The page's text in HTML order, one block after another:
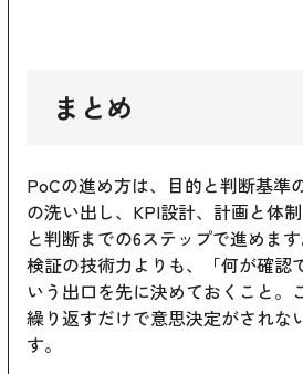
まとめ
PoCの進め方は、目的と判断基準
の洗い出し、KPI設計、計画と体
と判断までの6ステップで進めま
検証の技術力よりも、「何が確認
いう出口を先に決めておくこと。
繰り返すだけで意思決定がされな
す。